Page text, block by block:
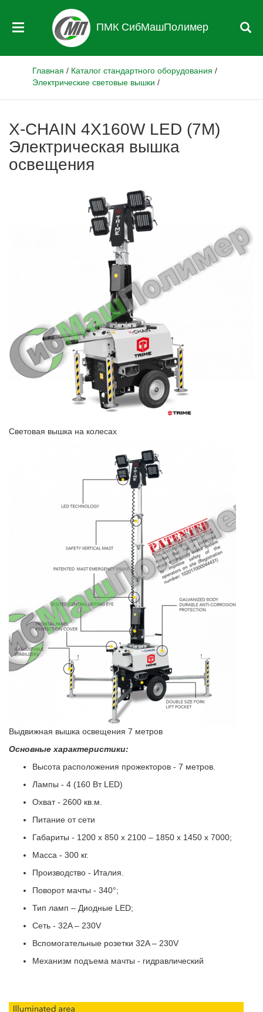
ПМК СибМашПолимер
Главная / Каталог стандартного оборудования /
Электрические световые вышки /
X-CHAIN 4X160W LED (7М)
Электрическая вышка
освещения
Световая вышка на колесах
Выдвижная вышка освещения 7 метров
Основные характеристики:
Высота расположения прожекторов - 7 метров.
Лампы - 4 (160 Вт LED)
Охват - 2600 кв.м.
Питание от сети
Габариты - 1200 x 850 x 2100 – 1850 x 1450 x 7000;
Масса - 300 кг.
Производство - Италия.
Поворот мачты - 340°;
Тип ламп – Диодные LED;
Сеть - 32A – 230V
Вспомогательные розетки 32A – 230V
Механизм подъема мачты - гидравлический